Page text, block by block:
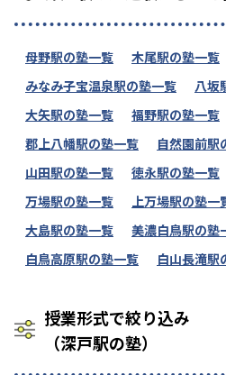
母野駅の塾一覧
木尾駅の塾一覧
みなみ子宝温泉駅の塾一覧
八坂
大矢駅の塾一覧
福野駅の塾一覧
郡上八幡駅の塾一覧
自然園前駅
山田駅の塾一覧
徳永駅の塾一覧
万場駅の塾一覧
上万場駅の塾一
大島駅の塾一覧
美濃白鳥駅の塾
白鳥高原駅の塾一覧
白山長滝駅
授業形式で絞り込み
（深戸駅の塾）